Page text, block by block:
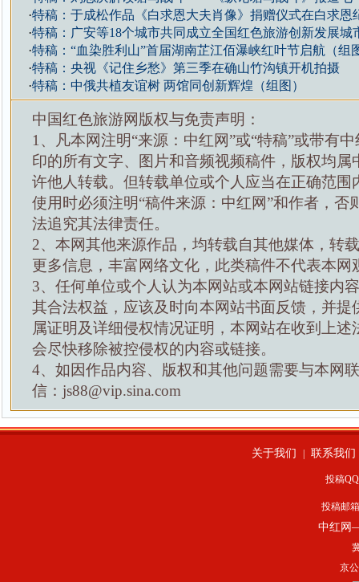
·特稿：于成松作品《白求恩大夫肖像》捐赠仪式在白求恩
·特稿：广安等18个城市共同成立全国红色旅游创新发展城
·特稿：“血染胜利山”首届湖南芷江佰瀑峡红叶节启航（组
·特稿：央视《记住乡愁》第三季在确山竹沟镇开机拍摄
·特稿：中俄共植友谊树 两馆同创新辉煌（组图）
中国红色旅游网版权与免责声明：
1、凡本网注明“来源：中红网”或“特稿”或带有
印的所有文字、图片和音频视频稿件，版权均属
许他人转载。但转载单位或个人应当在正确范围
使用时必须注明“稿件来源：中红网”和作者，否
法追究其法律责任。
2、本网其他来源作品，均转载自其他媒体，转
更多信息，丰富网络文化，此类稿件不代表本网
3、任何单位或个人认为本网站或本网站链接内
其合法权益，应该及时向本网站书面反馈，并提
属证明及详细侵权情况证明，本网站在收到上述
会尽快移除被控侵权的内容或链接。
4、如因作品内容、版权和其他问题需要与本网
信：js88@vip.sina.com
关于我们 联系我们
投稿
投稿邮
中红网
京